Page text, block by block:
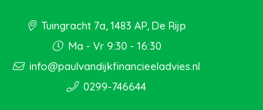
Tuingracht 7a, 1483 AP, De Rijp
Ma - Vr 9:30 - 16:30
info@paulvandijkfinancieeladvies.nl
0299-746644